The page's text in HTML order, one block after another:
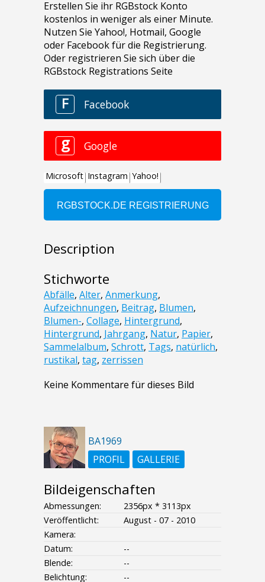
Description
Stichworte
Abfälle, Alter, Anmerkung,
Aufzeichnungen, Beitrag, Blumen,
Blumen-, Collage, Hintergrund,
Hintergrund, Jahrgang, Natur, Papier,
Sammelalbum, Schrott, Tags, natürlich,
rustikal, tag, zerrissen
Keine Kommentare für dieses Bild
BA1969
PROFIL
GALLERIE
Bildeigenschaften
Abmessungen:
2356px * 3113px
Veröffentlicht:
August - 07 - 2010
Kamera:
Datum:
--
Blende:
--
Belichtung:
--